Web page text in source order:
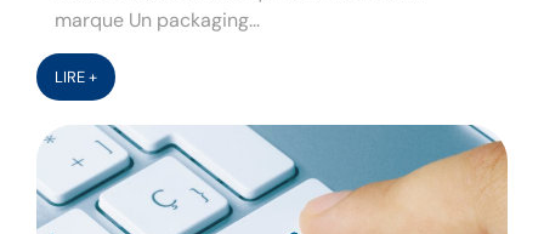
marque Un packaging...
LIRE +